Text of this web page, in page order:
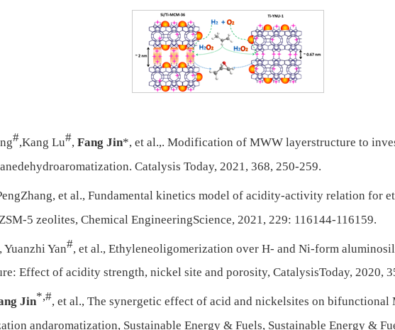
#,Kang Lu#,Fang Jin*, et al.,. Modification of MWW layerstructure to
Catalysis Today, 2021, 368, 250-259.
et al., Fundamental kinetics model of acidity-activity relation for
5 zeolites, Chemical EngineeringScience, 2021, 229: 116144-116159.
, Yuanzhi Yan#, et al., Ethyleneoligomerization over H- and Ni-form
Effect of acidity strength, nickel site and porosity, CatalysisToday, 2020,
Jin*,#, et al., The synergetic effect of acid and nickelsites on
andaromatization, Sustainable Energy & Fuels, Sustainable Energy &